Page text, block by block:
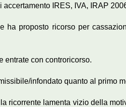
accertamento IRES, IVA, IRAP
ha proposto ricorso per
entrate con controricorso.
infondato quanto al primo
ricorrente lamenta vizio della